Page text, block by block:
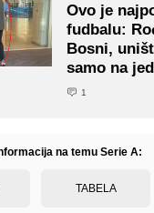
Ovo je
fudbalu:
Bosni,
samo na
1
na temu Serie A:
TABELA